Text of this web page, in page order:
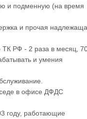
и подменную (на время
и прочая
ТК РФ - 2 раза в месяц,
и умения
в офисе ДФДС
году, работающие